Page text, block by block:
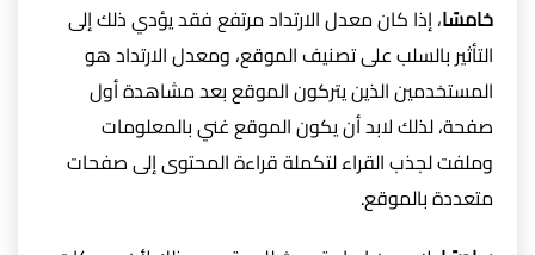
خامسًا، إذا كان معدل الارتداد مرتفع فقد يؤدي ذلك إلى
التأثير بالسلب على تصنيف الموقع، ومعدل الارتداد هو
المستخدمين الذين يتركون الموقع بعد مشاهدة أول
صفحة، لذلك لابد أن يكون الموقع غني بالمعلومات
وملفت لجذب القراء لتكملة قراءة المحتوى إلى صفحات
متعددة بالموقع.